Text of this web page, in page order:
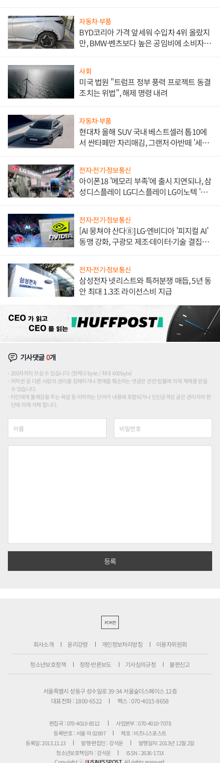
자동차·부품
BYD코리아 가격 앞세워 수입차 4위 올랐지
만, BMW·벤츠보다 높은 공임비에 소비자
사회
미국 법원 "트럼프 정부 풍력 프로젝트 동결
조치는 위법", 해제 명령 내려
자동차·부품
현대차 올해 SUV 국내 베스트셀러 톱10에
서 싼타페만 자리매김, 그랜저·아반떼 '세단
전자·전기·정보통신
아이폰18 '메모리 부족'에 출시 지연되나, 삼
성디스플레이 LG디스플레이 LG이노텍 '탈
전자·전기·정보통신
[AI 뭉쳐야 산다⑧] LG·엔비디아 '피지컬 AI'
동맹 강화, 구광모 제조·데이터·기술 결집
전자·전기·정보통신
삼성전자 넷리스트와 특허분쟁 매듭, 5년 동
안 최대 1.3조 라이선스비 지급
기사댓글0개
200자까지 쓰실 수 있습니다. (현재 0 byte / 최대 400byte)
저작권 등 다른 사람의 권리를 침해하거나 명예를 훼손하는 댓글은 관련 법률에 의해 제재를 받을
수 있습니다.
타인에게 불쾌감을 주는 욕설 등 비하하는 단어가 내용에 포함되거나 인신공격성 글은 관리자의 판
단에 의해 삭제 합니다.
PC버전
회사소개 윤리강령 개인정보처리방침 이용자위원회
청소년보호정책 정정·반론보도 기사심의규정 불편신고
서울특별시 성동구 성수일로 39-34 서울숲더스페이스 12층
대표전화 : 1800-6522
팩스 : 070-4015-8658
편집국 : 070-4010-8512
사업본부 : 070-4010-7078
등록번호 : 서울 아 02897
제호 : 비즈니스포스트
등록일: 2013.11.13
발행·편집인 : 강석운
발행일자: 2013년 12월 2일
청소년보호책임자 : 강석운
ISSN : 2636-171X